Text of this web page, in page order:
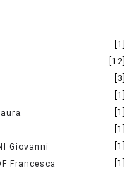
[1]
[12]
[3]
[1]
[1]
[1]
Giovanni
[1]
Francesca
[1]